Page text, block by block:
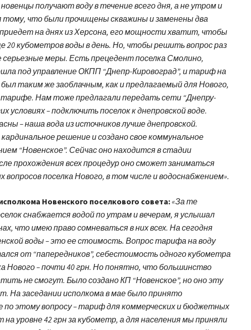
получают воду в течение всего дня, а не утром и
тому, что были прочищены скважины и заменены два
на днях из Херсона, его мощности хватит, чтобы
20 кубометров воды в день. Но, чтобы решить вопрос раз
серьезные меры. Есть прецедент поселка Смолино,
под управление ОКПП “Днепр-Кировоград”, и тариф на
таким же заоблачным, как и предлагаемый для Нового,
Нам тоже предлагали передать сети “Днепру-
условиях – подключить поселок к днепровской воде.
– наша вода из источников лучше днепровской.
решение и создано свое коммунальное
“Новенское”. Сейчас оно находится в стадии
прохождения всех процедур оно сможет заниматься
поселка Нового, в том числе и водоснабжением».
Новенского поселкового совета:«За те
снабжается водой по утрам и вечерам, я услышал
что имею право сомневаться в них всех. На сегодня
воды – это ее стоимость. Вопрос тарифа на воду
от “папередников”, себестоимость одного кубометра
Нового – почти 40 грн. Но понятно, что большинство
не смогут. Было создано КП “Новенское”, но оно эту
На заседании исполкома в мае было принято
по этому вопросу – тариф для коммерческих и бюджетных
уровне 42 грн за кубометр, а для населения мы приняли